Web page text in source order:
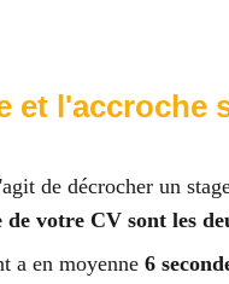
et l'accroche
de décrocher un
de votre CV sont les
a en moyenne 6